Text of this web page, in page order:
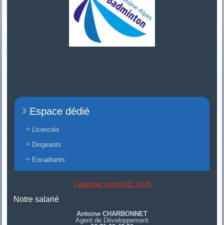
Espace dédié
Licenciés
Dirigeants
Encadrants
Calendrier comité 01 25/26
Notre salarié
Antoine CHARBONNET
Agent de Développement